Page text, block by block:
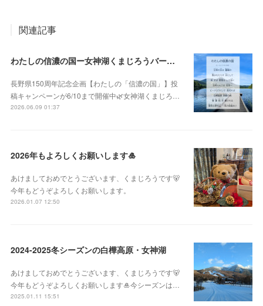
関連記事
わたしの信濃の国ー女神湖くまじろうバージョン！🐻✨
長野県150周年記念企画【わたしの「信濃の国」】投
稿キャンペーンが6/10まで開催中🌿女神湖くまじろ…
2026.06.09 01:37
2026年もよろしくお願いします🎍
あけましておめでとうございます、くまじろうです🐻
今年もどうぞよろしくお願いします。
2026.01.07 12:50
2024-2025冬シーズンの白樺高原・女神湖
あけましておめでとうございます、くまじろうです🐻
今年もどうぞよろしくお願いします🎍今シーズンは…
2025.01.11 15:51